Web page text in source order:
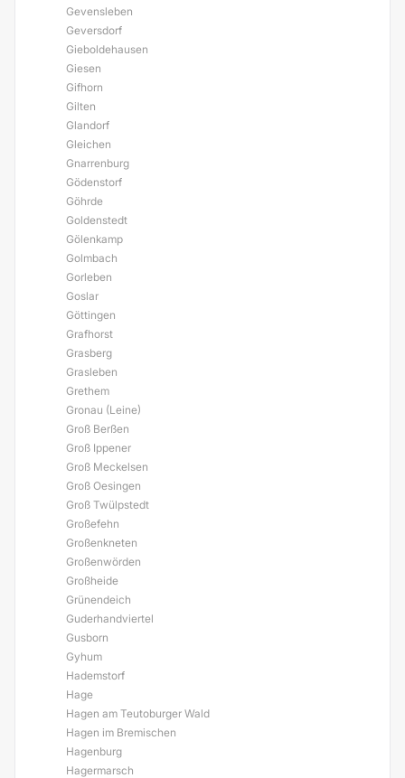
Gevensleben
Geversdorf
Gieboldehausen
Giesen
Gifhorn
Gilten
Glandorf
Gleichen
Gnarrenburg
Gödenstorf
Göhrde
Goldenstedt
Gölenkamp
Golmbach
Gorleben
Goslar
Göttingen
Grafhorst
Grasberg
Grasleben
Grethem
Gronau (Leine)
Groß Berßen
Groß Ippener
Groß Meckelsen
Groß Oesingen
Groß Twülpstedt
Großefehn
Großenkneten
Großenwörden
Großheide
Grünendeich
Guderhandviertel
Gusborn
Gyhum
Hademstorf
Hage
Hagen am Teutoburger Wald
Hagen im Bremischen
Hagenburg
Hagermarsch